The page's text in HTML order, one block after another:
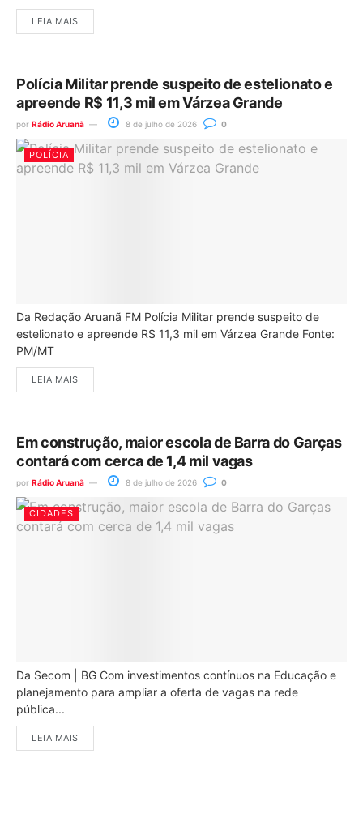
LEIA MAIS
Polícia Militar prende suspeito de estelionato e
apreende R$ 11,3 mil em Várzea Grande
por Rádio Aruanã 8 de julho de 2026 0
POLÍCIA
Da Redação Aruanã FM Polícia Militar prende suspeito de
estelionato e apreende R$ 11,3 mil em Várzea Grande Fonte:
PM/MT
LEIA MAIS
Em construção, maior escola de Barra do Garças
contará com cerca de 1,4 mil vagas
por Rádio Aruanã 8 de julho de 2026 0
CIDADES
Da Secom | BG Com investimentos contínuos na Educação e
planejamento para ampliar a oferta de vagas na rede
pública...
LEIA MAIS